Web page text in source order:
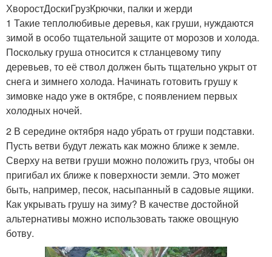
ХворостДоскиГрузКрючки, палки и жерди
1 Такие теплолюбивые деревья, как груши, нуждаются
зимой в особо тщательной защите от морозов и холода.
Поскольку груша относится к стланцевому типу
деревьев, то её ствол должен быть тщательно укрыт от
снега и зимнего холода. Начинать готовить грушу к
зимовке надо уже в октябре, с появлением первых
холодных ночей.
2 В середине октября надо убрать от груши подставки.
Пусть ветви будут лежать как можно ближе к земле.
Сверху на ветви груши можно положить груз, чтобы он
пригибал их ближе к поверхности земли. Это может
быть, например, песок, насыпанный в садовые ящики.
Как укрывать грушу на зиму? В качестве достойной
альтернативы можно использовать также овощную
ботву.